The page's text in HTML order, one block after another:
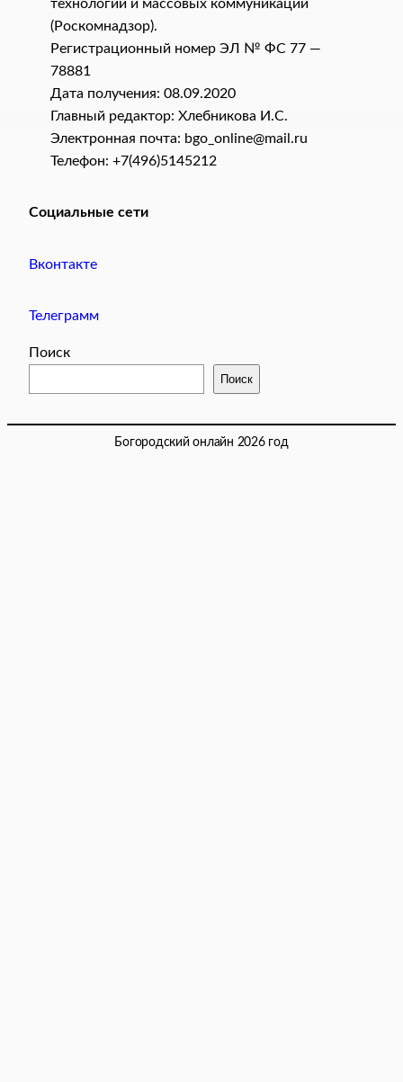
технологий и массовых коммуникаций
(Роскомнадзор).
Регистрационный номер ЭЛ № ФС 77 —
78881
Дата получения: 08.09.2020
Главный редактор: Хлебникова И.C.
Электронная почта: bgo_online@mail.ru
Телефон: +7(496)5145212
Социальные сети
Вконтакте
Телеграмм
Поиск
Поиск
Богородский онлайн 2026 год